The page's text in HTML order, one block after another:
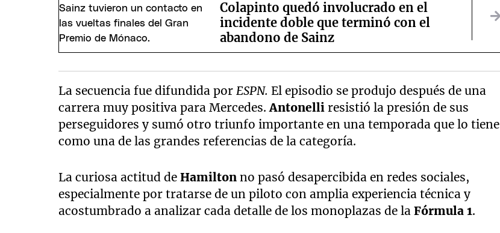
Colapinto quedó involucrado en el
incidente doble que terminó con el
abandono de Sainz
La secuencia fue difundida porESPN.El episodio se produjo después de una
carrera muy positiva para Mercedes.Antonelliresistió la presión de sus
perseguidores y sumó otro triunfo importante en una temporada que lo tiene
como una de las grandes referencias de la categoría.
La curiosa actitud deHamiltonno pasó desapercibida en redes sociales,
especialmente por tratarse de un piloto con amplia experiencia técnica y
acostumbrado a analizar cada detalle de los monoplazas de laFórmula 1.